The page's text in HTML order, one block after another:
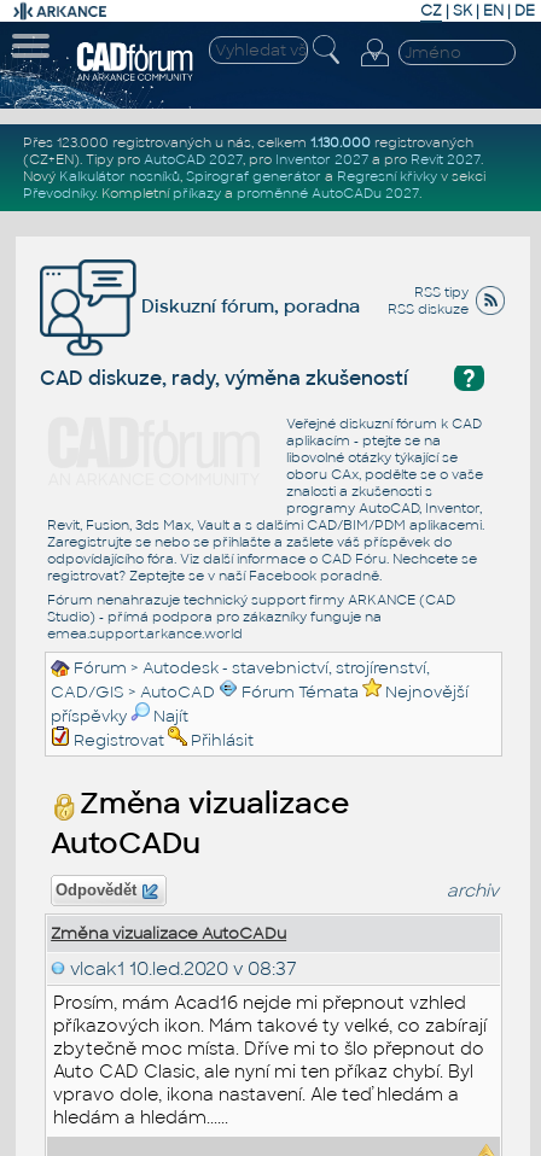
CZ | SK| EN | DE
Přes 123.000 registrovaných u nás, celkem 1.130.000registrovaných
(CZ+EN). Tipy pro AutoCAD 2027, pro Inventor 2027a pro Revit 2027.
Nový Kalkulátor nosníků, Spirograf generátor a Regresní křivkyv sekci
Převodníky. Kompletní příkazya proměnné AutoCADu 2027.
RSS tipy
RSS diskuze
Diskuzní fórum, poradna
?
CAD diskuze, rady, výměna zkušeností
Veřejné diskuzní fórum k CAD
aplikacím - ptejte se na
libovolné otázky týkající se
oboru CAx, podělte se o vaše
znalosti a zkušenosti s
programy AutoCAD, Inventor,
Revit, Fusion, 3ds Max, Vault a s dalšími CAD/BIM/PDM aplikacemi.
Zaregistrujte se nebo se přihlašte a zašlete váš příspěvek do
odpovídajícího fóra. Viz další informace o CAD Fóru. Nechcete se
registrovat? Zeptejte se v naší Facebook poradně.
Fórum nenahrazuje technický support firmy ARKANCE (CAD
Studio) - přímá podpora pro zákazníky funguje na
emea.support.arkance.world
Fórum >Autodesk - stavebnictví, strojírenství,
CAD/GIS >AutoCAD Fórum Témata
Nejnovější
příspěvky
Najít
Registrovat
Přihlásit
Změna vizualizace
AutoCADu
Odpovědět archiv
Změna vizualizace AutoCADu
vlcak1 10.led.2020 v 08:37
Prosím, mám Acad16 nejde mi přepnout vzhled
příkazových ikon. Mám takové ty velké, co zabírají
zbytečně moc místa. Dříve mi to šlo přepnout do
Auto CAD Clasic, ale nyní mi ten příkaz chybí. Byl
vpravo dole, ikona nastavení. Ale teď hledám a
hledám a hledám......